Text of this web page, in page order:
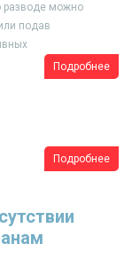
разводе можно
подав
Подробнее
Подробнее